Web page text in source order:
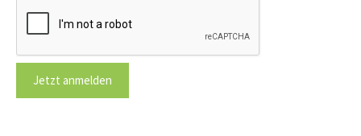
Jetzt anmelden